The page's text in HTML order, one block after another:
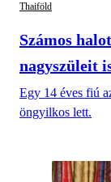
Thaiföld
Számos
nagyszüleit
Egy 14 éves fiú
öngyilkos lett.